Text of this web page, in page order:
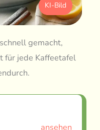
KI-Bild
gemacht,
für jede Kaffeetafel
ansehen